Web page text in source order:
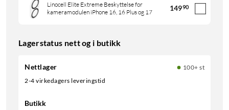
Linocell Elite Extreme Beskyttelse for
kameramodulen iPhone 16, 16 Plus og 17
14990
Lagerstatus nett og i butikk
Nettlager
100+ st
2-4 virkedagers leveringstid
Butikk